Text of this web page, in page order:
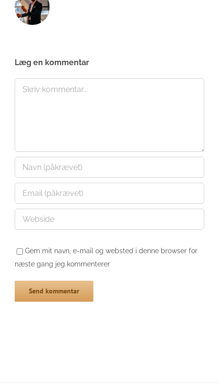
Læg en kommentar
Comment
Gem mit navn, e-mail og websted i denne browser for
næste gang jeg kommenterer